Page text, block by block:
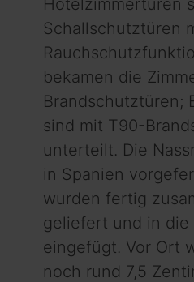
Hotelzimmertüren
Schallschutztüren
bekamen die
Brandschutztüren;
sind mit T90-
unterteilt. Die
in Spanien
wurden fertig
geliefert und in die
eingefügt. Vor Ort
noch rund 7,5